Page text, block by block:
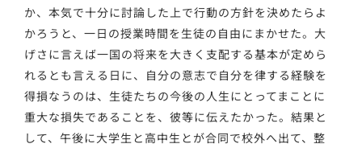
か、本気で十分に討論した上で行動の方針を決めたらよ
かろうと、一日の授業時間を生徒の自由にまかせた。大
げさに言えば一国の将来を大きく支配する基本が定めら
れるとも言える日に、自分の意志で自分を律する経験を
得損なうのは、生徒たちの今後の人生にとってまことに
重大な損失であることを、彼等に伝えたかった。結果と
して、午後に大学生と高中生とが合同で校外へ出て、整